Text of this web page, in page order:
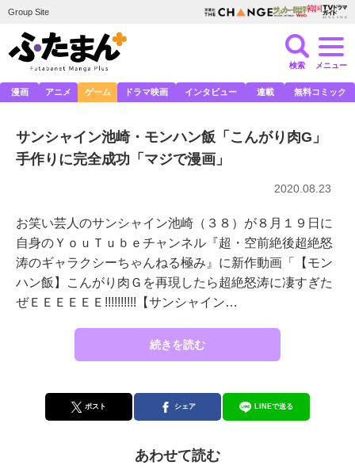
Group Site
検索 メニュー
漫画 アニメ ゲーム ドラマ映画 インタビュー 連載 無料コミック
サンシャイン池崎・モンハン飯「こんがり肉G」
手作りに完全成功「マジで漫画」
2020.08.23
お笑い芸人のサンシャイン池崎（３８）が８月１９日に
自身のＹｏｕＴｕｂｅチャンネル『超・空前絶後超絶怒
涛のギャラクシーちゃんねる極み』に新作動画「【モン
ハン飯】こんがり肉Ｇを再現したら超絶怒涛に凄すぎた
ぜＥＥＥＥＥＥ!!!!!!!!!!【サンシャイン…
続きを読む
ポスト シェア LINEで送る
あわせて読む